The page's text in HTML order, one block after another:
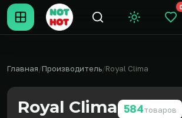
Главная Производитель Royal Clima
Royal Clima 584товаров